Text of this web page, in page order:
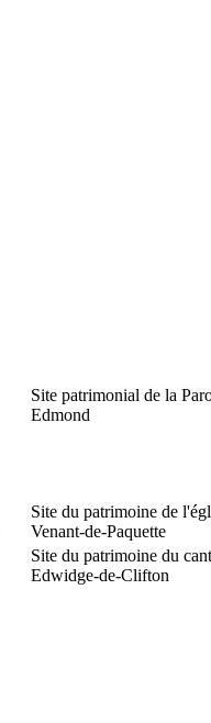
Site patrimonial de la
Edmond
Site du patrimoine de
Venant-de-Paquette
Site du patrimoine du
Edwidge-de-Clifton